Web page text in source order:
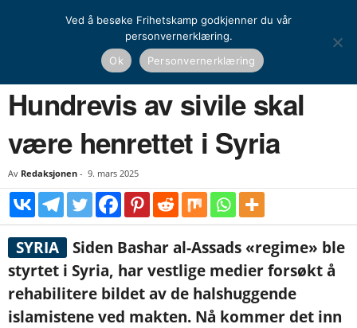
Hundrevis av sivile skal være henrettet i Syria
Hundrevis av sivile skal
være henrettet i Syria
Av Redaksjonen - 9. mars 2025
SYRIA
Siden Bashar al-Assads «regime» ble
styrtet i Syria, har vestlige medier forsøkt å
rehabilitere bildet av de halshuggende
islamistene ved makten. Nå kommer det inn
Ved å besøke Frihetskamp godkjenner du vår
personvernerklæring.
Ok
Personvernerklæring